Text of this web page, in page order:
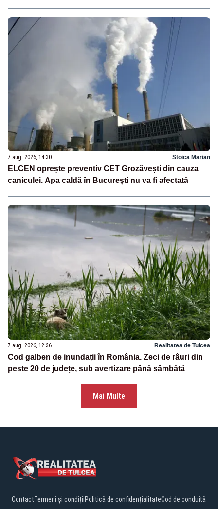
7 aug. 2026, 14:30 Stoica Marian
ELCEN oprește preventiv CET Grozăvești din cauza
caniculei. Apa caldă în București nu va fi afectată
7 aug. 2026, 12:36 Realitatea de Tulcea
Cod galben de inundații în România. Zeci de râuri din
peste 20 de județe, sub avertizare până sâmbătă
Mai Multe
ContactTermeni și condițiiPolitică de confidențialitateCod de conduită